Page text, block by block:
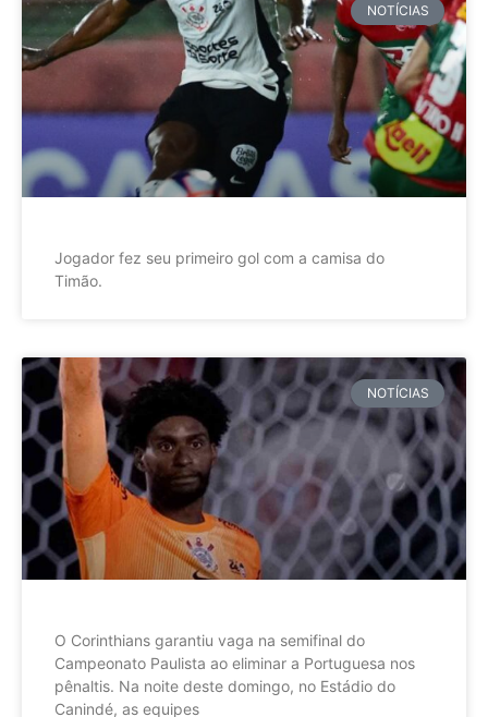
NOTÍCIAS
Jogador fez seu primeiro gol com a camisa do
Timão.
NOTÍCIAS
O Corinthians garantiu vaga na semifinal do
Campeonato Paulista ao eliminar a Portuguesa nos
pênaltis. Na noite deste domingo, no Estádio do
Canindé, as equipes